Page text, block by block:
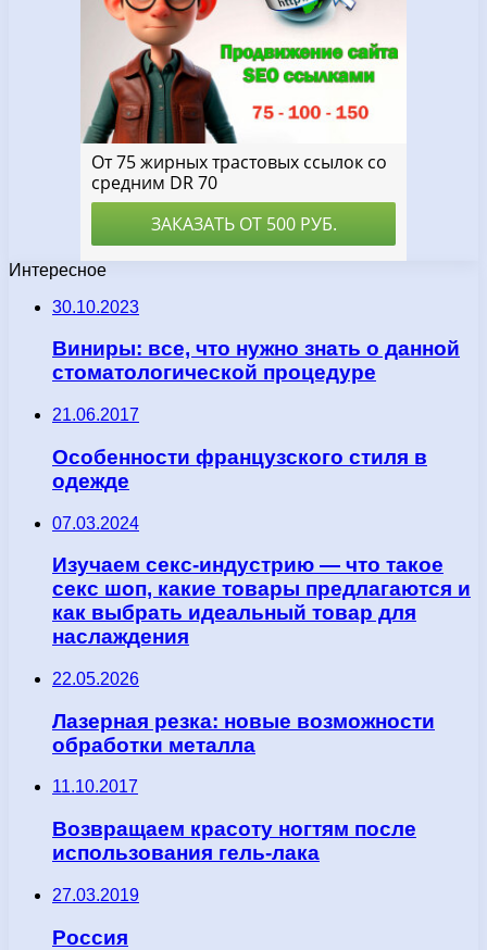
Интересное
30.10.2023
Виниры: все, что нужно знать о данной
стоматологической процедуре
21.06.2017
Особенности французского стиля в
одежде
07.03.2024
Изучаем секс-индустрию — что такое
секс шоп, какие товары предлагаются и
как выбрать идеальный товар для
наслаждения
22.05.2026
Лазерная резка: новые возможности
обработки металла
11.10.2017
Возвращаем красоту ногтям после
использования гель-лака
27.03.2019
Россия